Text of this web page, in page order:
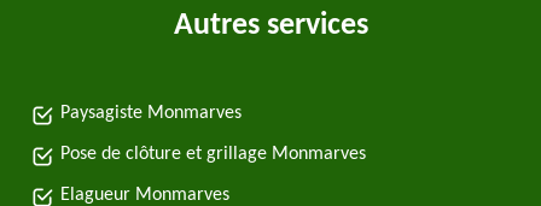
Autres services
Paysagiste Monmarves
Pose de clôture et grillage Monmarves
Elagueur Monmarves